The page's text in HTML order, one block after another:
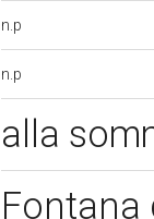
n.p
n.p
alla